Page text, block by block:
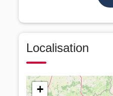
Localisation
+